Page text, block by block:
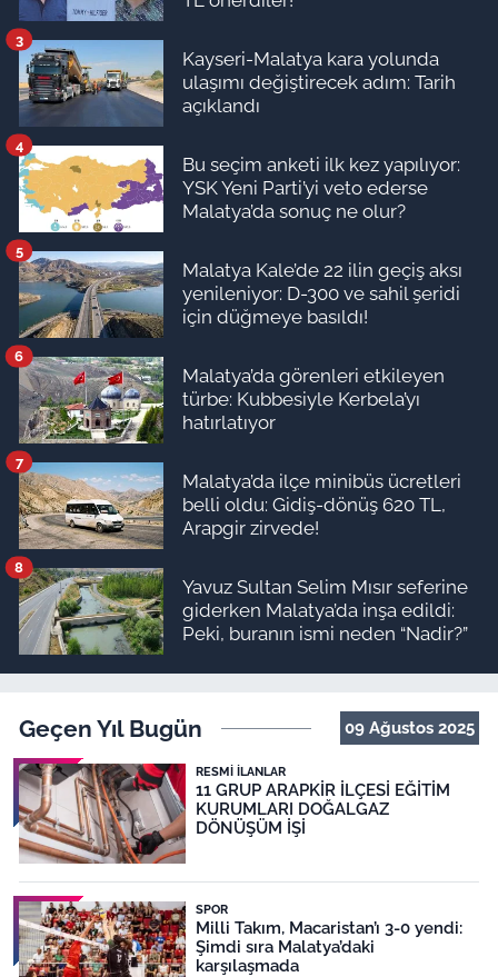
Kayseri-Malatya kara yolunda
ulaşımı değiştirecek adım: Tarih
açıklandı
3
Bu seçim anketi ilk kez yapılıyor:
YSK Yeni Parti’yi veto ederse
Malatya’da sonuç ne olur?
4
Malatya Kale’de 22 ilin geçiş aksı
yenileniyor: D-300 ve sahil şeridi
için düğmeye basıldı!
5
Malatya’da görenleri etkileyen
türbe: Kubbesiyle Kerbela’yı
hatırlatıyor
6
Malatya’da ilçe minibüs ücretleri
belli oldu: Gidiş-dönüş 620 TL,
Arapgir zirvede!
7
Yavuz Sultan Selim Mısır seferine
giderken Malatya’da inşa edildi:
Peki, buranın ismi neden “Nadir?”
8
Geçen Yıl Bugün 09 Ağustos 2025
RESMI İLANLAR
11 GRUP ARAPKİR İLÇESİ EĞİTİM
KURUMLARI DOĞALGAZ
DÖNÜŞÜM İŞİ
SPOR
Milli Takım, Macaristan’ı 3-0 yendi:
Şimdi sıra Malatya’daki
karşılaşmada